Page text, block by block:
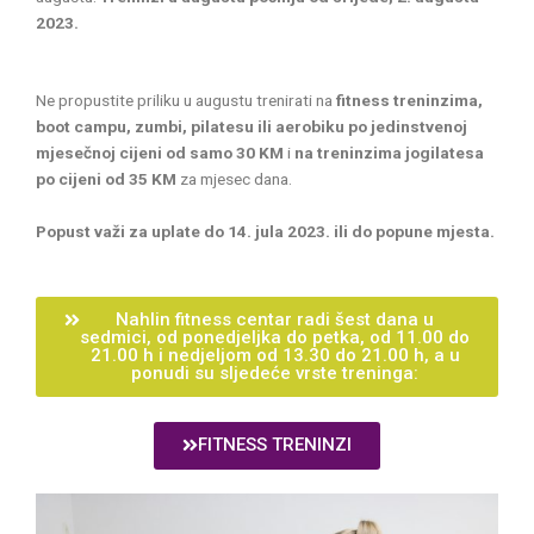
2023.
Ne propustite priliku u augustu trenirati na fitness treninzima,
boot campu, zumbi, pilatesu ili aerobiku po jedinstvenoj
mjesečnoj cijeni od samo 30 KM i na treninzima jogilatesa
po cijeni od 35 KM za mjesec dana.
Popust važi za uplate do 14. jula 2023. ili do popune mjesta.
Nahlin fitness centar radi šest dana u
sedmici, od ponedjeljka do petka, od 11.00 do
21.00 h i nedjeljom od 13.30 do 21.00 h, a u
ponudi su sljedeće vrste treninga:
FITNESS TRENINZI